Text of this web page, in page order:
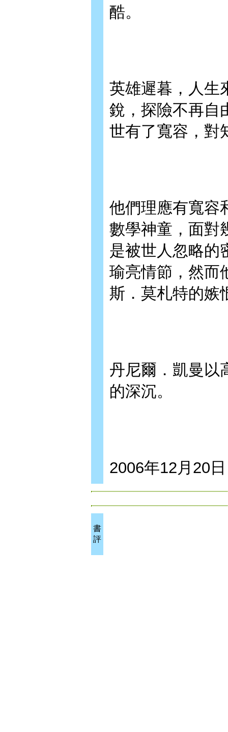
酷。
英雄遲暮，人生
銳，探險不再自
世有了寬容，對
他們理應有寬容
數學神童，面對
是被世人忽略的
瑜亮情節，然而
斯．莫札特的嫉
丹尼爾．凱曼以
的深沉。
2006年12月20日
書
評